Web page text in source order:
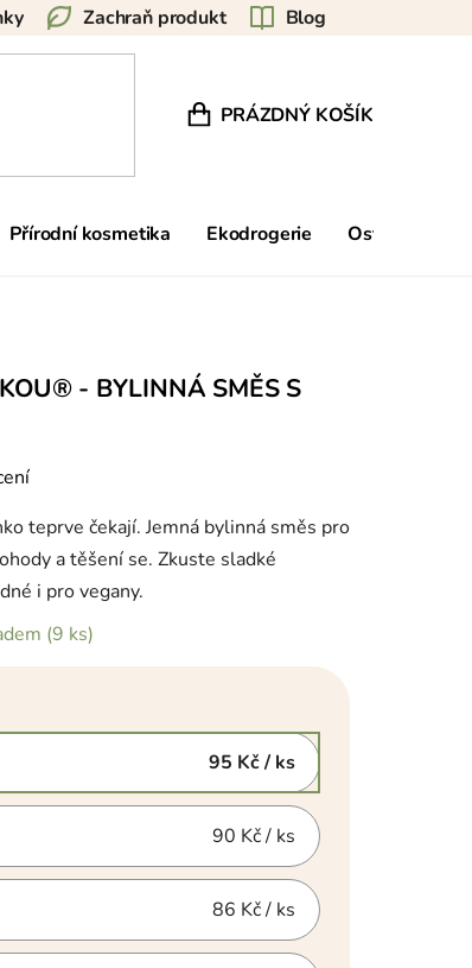
Blog
Zachraň produkt
NÁKUPNÍ KOŠÍK
PRÁZDNÝ KOŠÍK
Přírodní kosmetika Ekodrogerie Ostatní
- BYLINNÁ SMĚS S
teprve čekají. Jemná bylinná směs pro
a těšení se. Zkuste sladké
i pro vegany.
(9 ks)
95 Kč/ ks
90 Kč/ ks
86 Kč/ ks